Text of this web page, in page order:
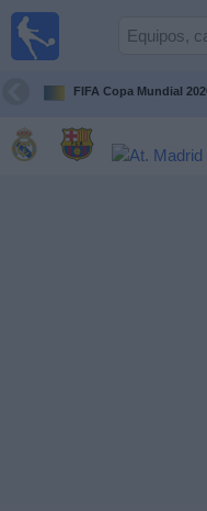
FIFA Copa Mundial
Guía de
Televisados